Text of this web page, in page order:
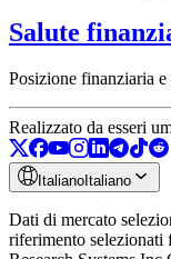
Salute
Posizione finanziaria
Realizzato da esseri
Italiano Italiano
Dati di mercato
riferimento